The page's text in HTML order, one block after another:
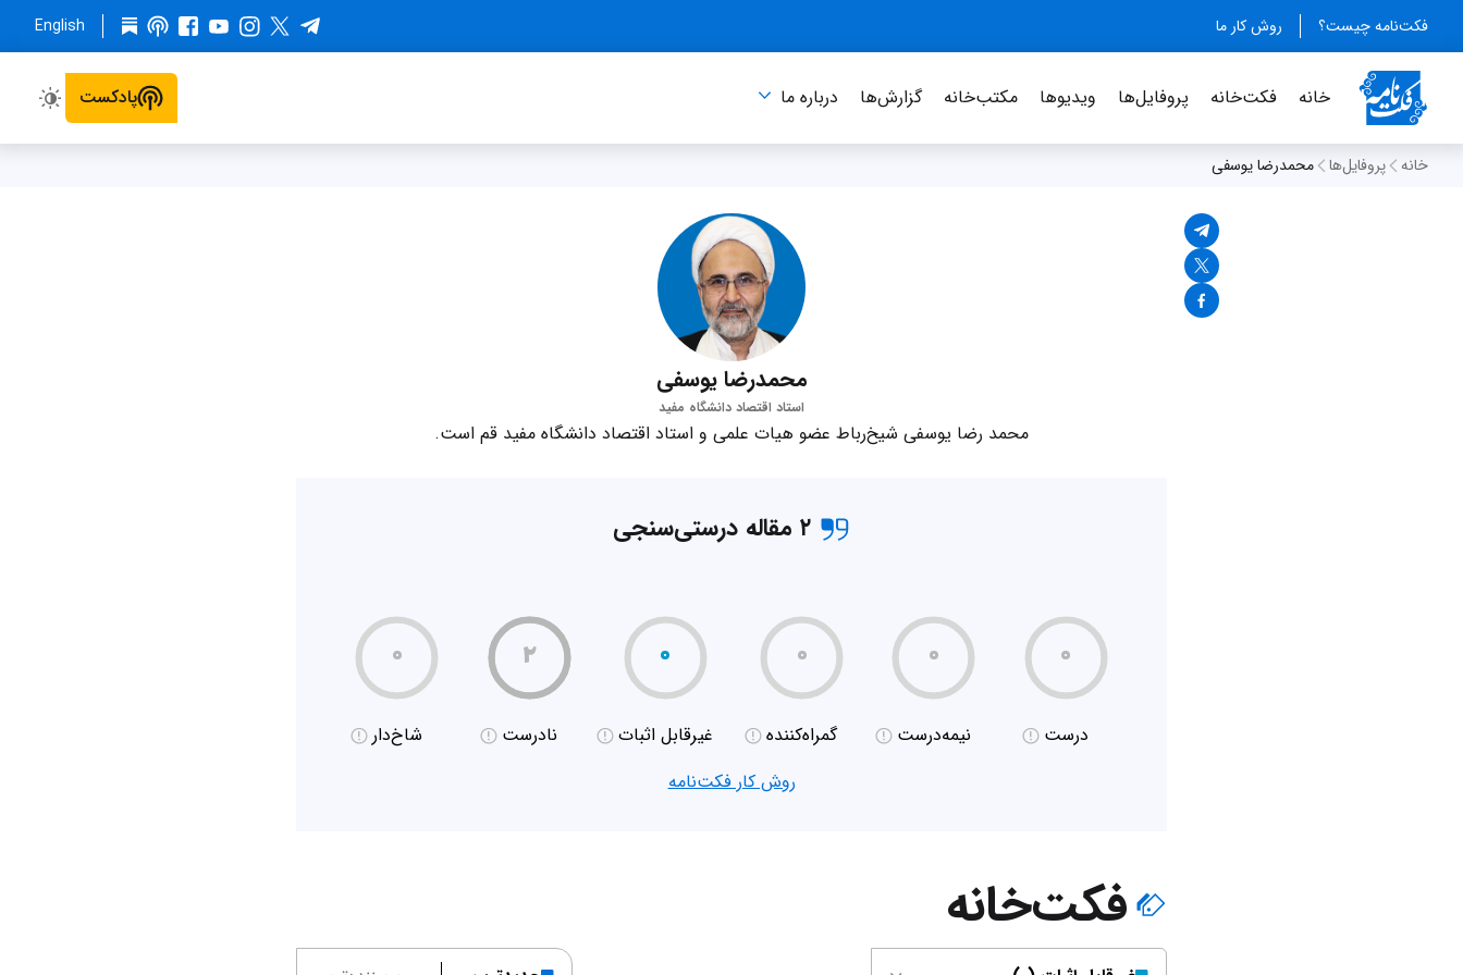
فکت‌نامه چیست؟ روش کار ما English
خانه فکت‌خانه پروفایل‌ها ویدیو‌ها مکتب‌خانه گزارش‌ها درباره‌ ما پادکست
خانه پروفایل‌ها محمدرضا یوسفی
محمدرضا یوسفی
استاد اقتصاد دانشگاه مفید
محمد رضا یوسفی شیخ‌رباط عضو هیات علمی و استاد اقتصاد دانشگاه مفید قم است.
۲ مقاله درستی‌سنجی
۰
درست
۰
نیمه‌درست
۰
گمراه‌کننده
۰
غیر‌قابل اثبات
۲
نادرست
۰
شاخ‌دار
روش کار فکت‌نامه
فکت‌خانه